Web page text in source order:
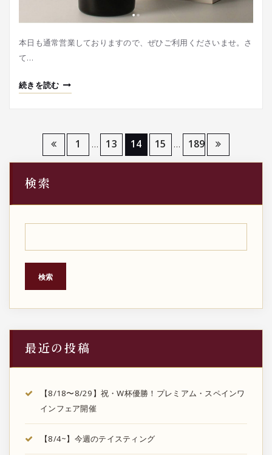
本日も通常営業しておりますので、ぜひご利用くださいませ。さ
て…
続きを読む
ジ
送
り
1 … 13 14 15 … 189
検索
検索
最近の投稿
【8/18〜8/29】祝・W杯優勝！プレミアム・スペインワ
インフェア開催
【8/4~】今週のテイスティング